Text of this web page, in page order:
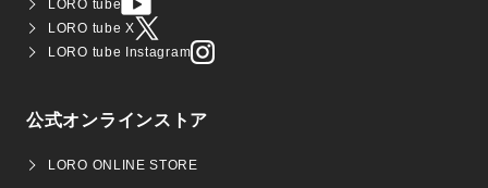
LORO tube
LORO tube X
LORO tube Instagram
公式オンラインストア
LORO ONLINE STORE